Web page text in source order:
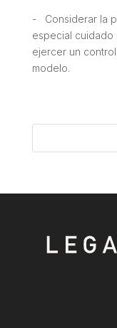
- Considerar la
especial
ejercer un
modelo.